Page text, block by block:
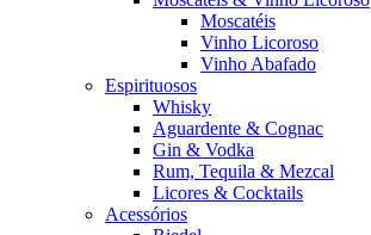
Moscatéis
Vinho Licoroso
Vinho Abafado
Espirituosos
Whisky
Aguardente & Cognac
Gin & Vodka
Rum, Tequila & Mezcal
Licores & Cocktails
Acessórios